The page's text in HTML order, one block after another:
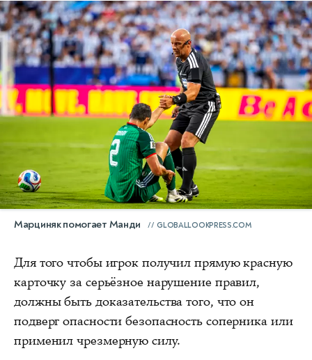
Марциняк помогает Манди GLOBALLOOKPRESS.COM
Для того чтобы игрок получил прямую красную
карточку за серьёзное нарушение правил,
должны быть доказательства того, что он
подверг опасности безопасность соперника или
применил чрезмерную силу.